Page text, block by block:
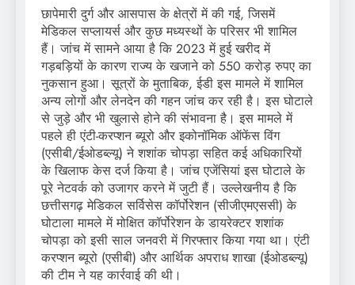
छापेमारी दुर्ग और आसपास के क्षेत्रों में की गई, जिसमें
मेडिकल सप्लायर्स और कुछ मध्यस्थों के परिसर भी शामिल
हैं। जांच में सामने आया है कि 2023 में हुई खरीद में
गड़बड़ियों के कारण राज्य के खजाने को 550 करोड़ रुपए का
नुकसान हुआ। सूत्रों के मुताबिक, ईडी इस मामले में शामिल
अन्य लोगों और लेनदेन की गहन जांच कर रही है। इस घोटाले
से जुड़े और भी खुलासे होने की संभावना है। इस मामले में
पहले ही एंटी-करप्शन ब्यूरो और इकोनॉमिक ऑफेंस विंग
(एसीबी/ईओडब्ल्यू) ने शशांक चोपड़ा सहित कई अधिकारियों
के खिलाफ केस दर्ज किया है। जांच एजेंसियां इस घोटाले के
पूरे नेटवर्क को उजागर करने में जुटी हैं। उल्लेखनीय है कि
छत्तीसगढ़ मेडिकल सर्विसेस कॉर्पोरेशन (सीजीएमएससी) के
घोटाला मामले में मोक्षित कॉर्पोरेशन के डायरेक्टर शशांक
चोपड़ा को इसी साल जनवरी में गिरफ्तार किया गया था। एंटी
करप्शन ब्यूरो (एसीबी) और आर्थिक अपराध शाखा (ईओडब्ल्यू)
की टीम ने यह कार्रवाई की थी।